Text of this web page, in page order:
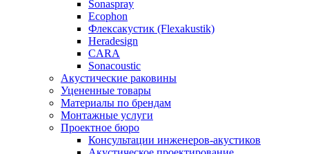
Sonaspray
Ecophon
Флексакустик (Flexakustik)
Heradesign
CARA
Sonacoustic
Акустические раковины
Уцененные товары
Материалы по брендам
Монтажные услуги
Проектное бюро
Консультации инженеров-акустиков